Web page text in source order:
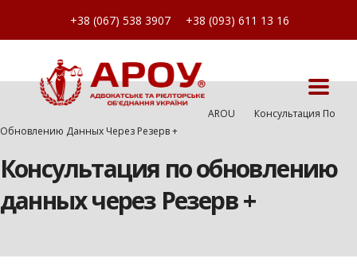
+38 (067) 538 3907 +38 (093) 611 13 16
AROU
Консультация По
Обновлению Данных Через Резерв +
Консультация по обновлению
данных через Резерв +